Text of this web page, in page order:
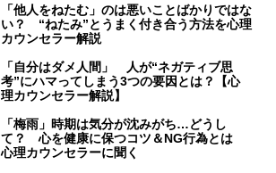
「他人をねたむ」のは悪いことばかりではな
い？ “ねたみ”とうまく付き合う方法を心理
カウンセラー解説
「自分はダメ人間」 人が“ネガティブ思
考”にハマってしまう3つの要因とは？【心
理カウンセラー解説】
「梅雨」時期は気分が沈みがち…どうし
て？ 心を健康に保つコツ＆NG行為とは
心理カウンセラーに聞く